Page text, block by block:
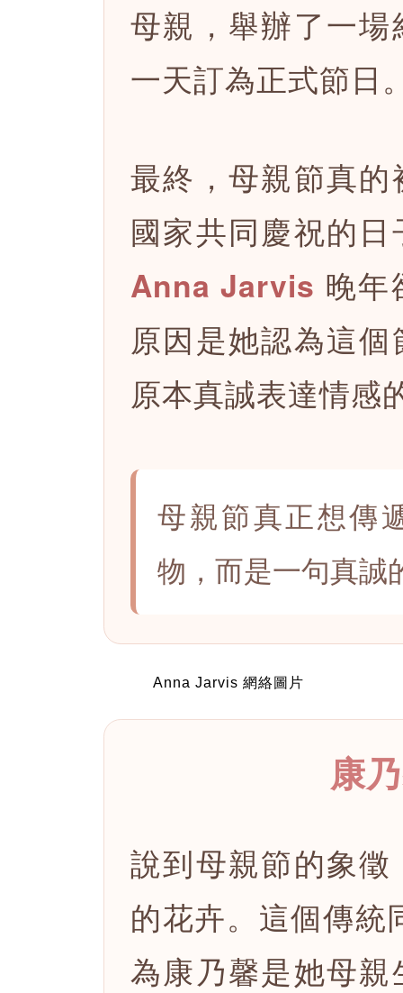
母親，舉辦了一
一天訂為正式節日
最終，母親節真
國家共同慶祝的
Anna Jarvis 晚年
原因是她認為這
原本真誠表達情感
母親節真正想傳
物，而是一句真誠
Anna Jarvis 網絡圖片
康
說到母親節的象
的花卉。這個傳
為康乃馨是她母